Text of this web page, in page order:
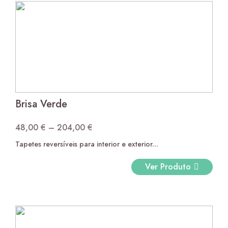
Cottage Verde
13,00 €por metro linear
Brisa Verde
48,00 € – 204,00 €
range:
Tapetes reversíveis para interior e exterior...
Ver Produto